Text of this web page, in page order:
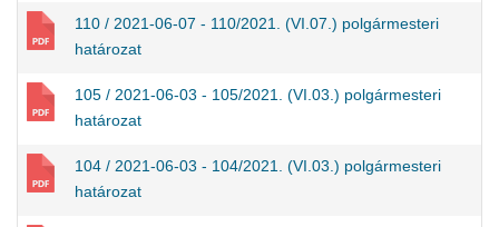
110 / 2021-06-07 - 110/2021. (VI.07.) polgármesteri
határozat
105 / 2021-06-03 - 105/2021. (VI.03.) polgármesteri
határozat
104 / 2021-06-03 - 104/2021. (VI.03.) polgármesteri
határozat